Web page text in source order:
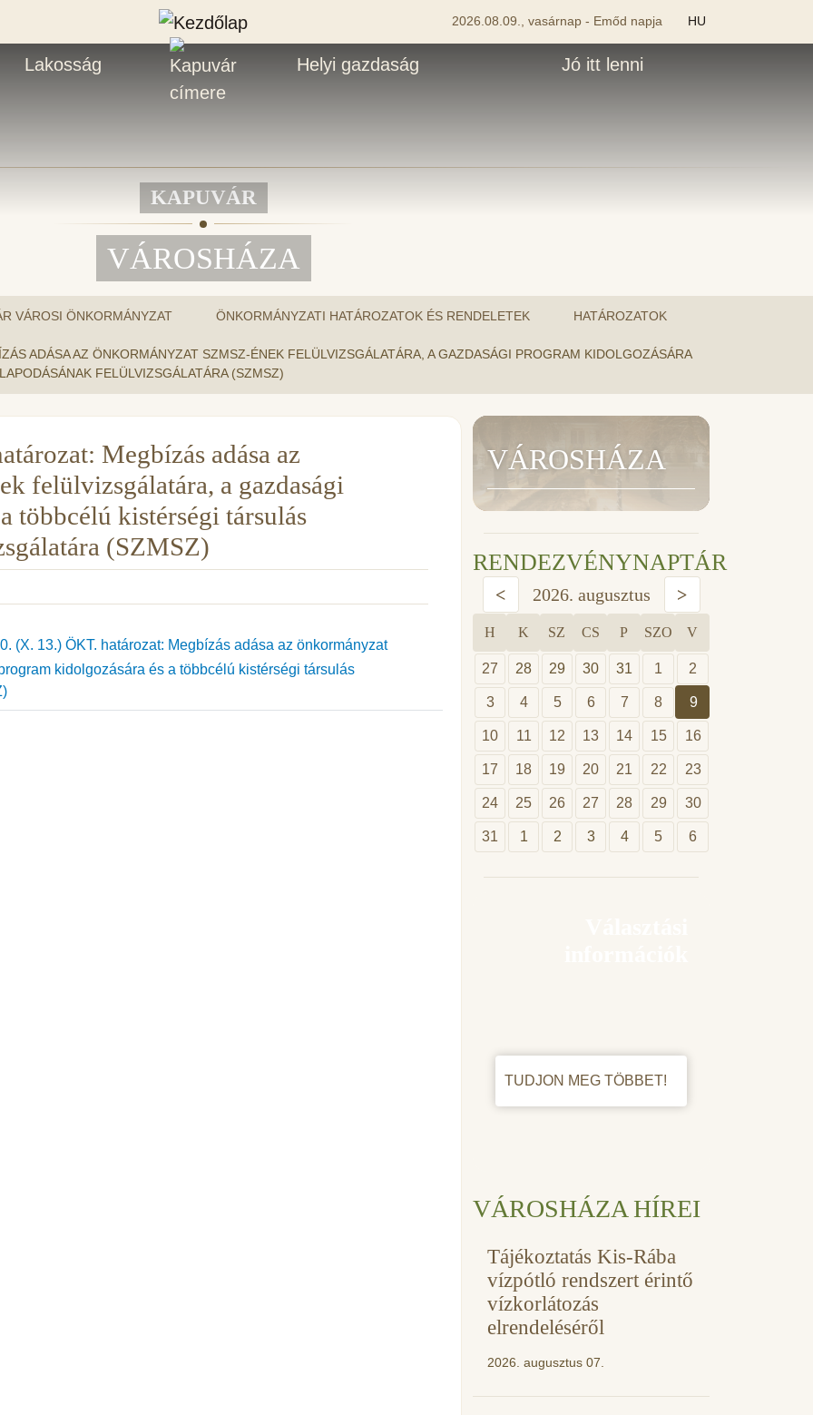
2026.08.09., vasárnap - Emőd napja HU
Lakosság Helyi gazdaság Jó itt lenni
KAPUVÁR
VÁROSHÁZA
VÁROSI ÖNKORMÁNYZAT ÖNKORMÁNYZATI HATÁROZATOK ÉS RENDELETEK
HATÁROZATOK
ADÁSA AZ ÖNKORMÁNYZAT SZMSZ-ÉNEK FELÜLVIZSGÁLATÁRA, A GAZDASÁGI PROGRAM KIDOLGOZÁSÁRA
FELÜLVIZSGÁLATÁRA (SZMSZ)
Megbízás adása az
felülvizsgálatára, a gazdasági
többcélú kistérségi társulás
(SZMSZ)
(X. 13.) ÖKT. határozat: Megbízás adása az önkormányzat
kidolgozására és a többcélú kistérségi társulás
VÁROSHÁZA
RENDEZVÉNYNAPTÁR
< 2026. augusztus >
H K SZ CS P SZO V
27 28 29 30 31 1 2
3 4 5 6 7 8 9
10 11 12 13 14 15 16
17 18 19 20 21 22 23
24 25 26 27 28 29 30
31 1 2 3 4 5 6
TUDJON MEG TÖBBET!
VÁROSHÁZA HÍREI
Tájékoztatás Kis-Rába
vízpótló rendszert érintő
vízkorlátozás
elrendeléséről
2026. augusztus 07.